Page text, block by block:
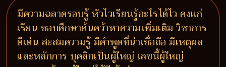
มีความฉลาดรอบรู้ หัวไวเรียนรู้อะไรได้ไว คงแก่
เรียน ชอบศึกษาค้นคว้าหาความเพิ่มเติม วิชาการ
ดีเด่น สะสมความรู้ มีคำพูดที่น่าเชื่อถือ มีเหตุผล
และหลักการ บุคลิกเป็นผู้ใหญ่ เลขนี้ผู้ใหญ่